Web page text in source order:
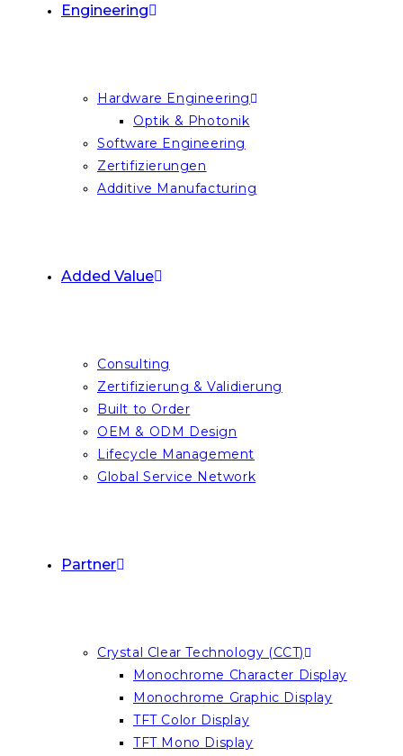
Engineering
Hardware Engineering
Optik & Photonik
Software Engineering
Zertifizierungen
Additive Manufacturing
Added Value
Consulting
Zertifizierung & Validierung
Built to Order
OEM & ODM Design
Lifecycle Management
Global Service Network
Partner
Crystal Clear Technology (CCT)
Monochrome Character Display
Monochrome Graphic Display
TFT Color Display
TFT Mono Display